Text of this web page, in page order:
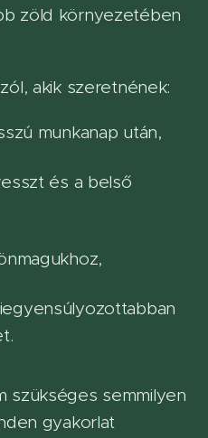
zöld környezetében
akik szeretnének:
munkanap után,
és a belső
szükséges semmilyen
gyakorlat